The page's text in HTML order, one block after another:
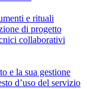
e rituali
di progetto
collaborativi
e la sua gestione
d’uso del servizio